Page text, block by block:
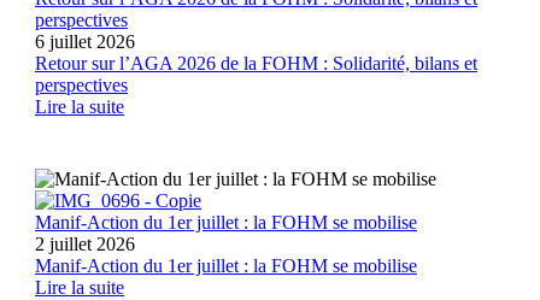
perspectives
6 juillet 2026
Retour sur l’AGA 2026 de la FOHM : Solidarité, bilans et
perspectives
Lire la suite
Manif-Action du 1er juillet : la FOHM se mobilise
2 juillet 2026
Manif-Action du 1er juillet : la FOHM se mobilise
Lire la suite